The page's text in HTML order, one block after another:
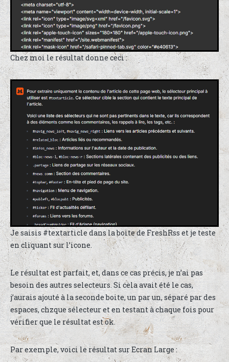
Chez moi le résultat donne ceci :
Je saisis #textarticle dans la boite de FreshRss et je teste
en cliquant sur l’icone.
Le résultat est parfait, et, dans ce cas précis, je n’ai pas
besoin des autres selecteurs. Si cela avait été le cas,
j’aurais ajouté à la seconde boite, un par un, séparé par des
espaces, chzque sélecteur et en testant à chaque fois pour
vérifier que le résultat est ok.
Par exemple, voici le résultat sur Ecran Large :